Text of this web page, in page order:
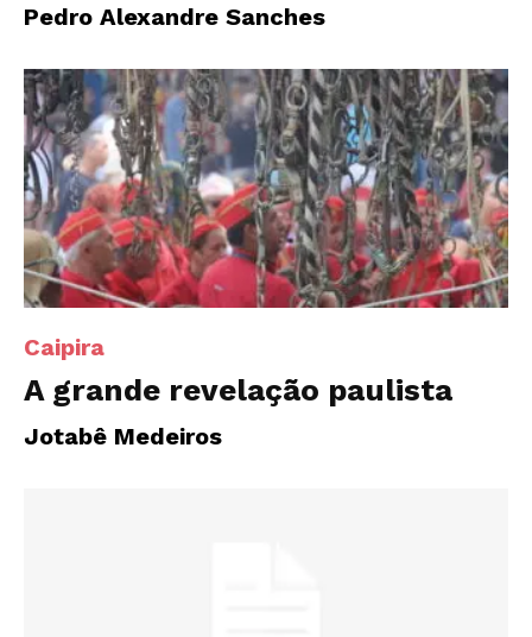
Pedro Alexandre Sanches
Caipira
A grande revelação paulista
Jotabê Medeiros